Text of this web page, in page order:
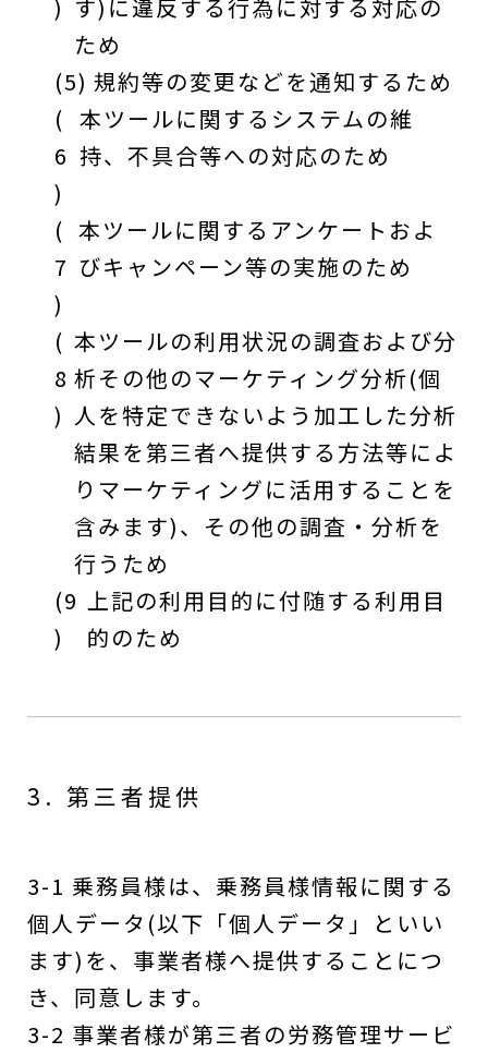
) す)に違反する行為に対する対応の
ため
(5) 規約等の変更などを通知するため
(
6
)
本ツールに関するシステムの維
持、不具合等への対応のため
(
7
)
本ツールに関するアンケートおよ
びキャンペーン等の実施のため
(
8
)
本ツールの利用状況の調査および分
析その他のマーケティング分析(個
人を特定できないよう加工した分析
結果を第三者へ提供する方法等によ
りマーケティングに活用することを
含みます)、その他の調査・分析を
行うため
(9
)
上記の利用目的に付随する利用目
的のため
3. 第三者提供
3-1 乗務員様は、乗務員様情報に関する
個人データ(以下「個人データ」といい
ます)を、事業者様へ提供することにつ
き、同意します。
3-2 事業者様が第三者の労務管理サービ